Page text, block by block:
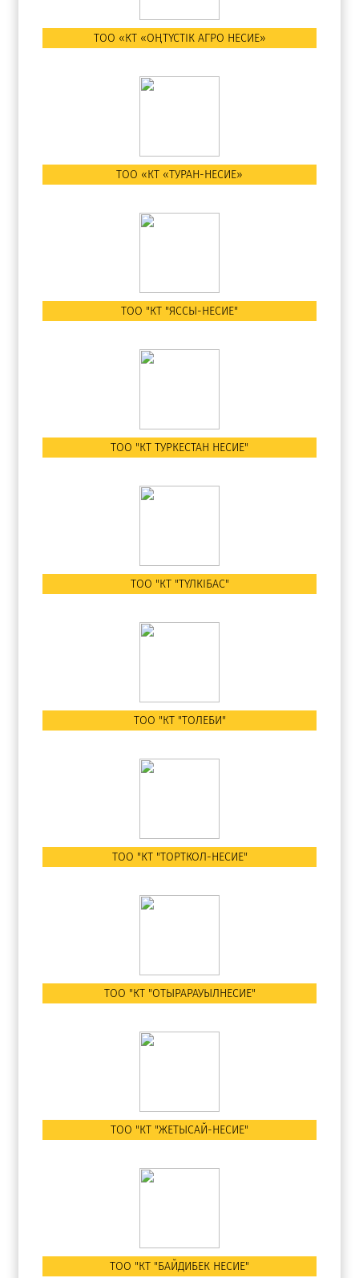
ТОО «КТ «ОҢТҮСТІК АГРО НЕСИЕ»
ТОО «КТ «ТУРАН-НЕСИЕ»
ТОО "КТ "ЯССЫ-НЕСИЕ"
ТОО "КТ ТУРКЕСТАН НЕСИЕ"
ТОО "КТ "ТҮЛКІБАС"
ТОО "КТ "ТОЛЕБИ"
ТОО "КТ "ТОРТКОЛ-НЕСИЕ"
ТОО "КТ "ОТЫРАРАУЫЛНЕСИЕ"
ТОО "КТ "ЖЕТЫСАЙ-НЕСИЕ"
ТОО "КТ "БАЙДИБЕК НЕСИЕ"